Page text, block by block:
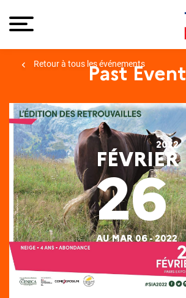
Retour à tous les événements
Past Event
2022
FÉVRIER
26
AU MAR 06 - 2022